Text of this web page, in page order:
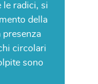
le radici, si
della
presenza
circolari
sono